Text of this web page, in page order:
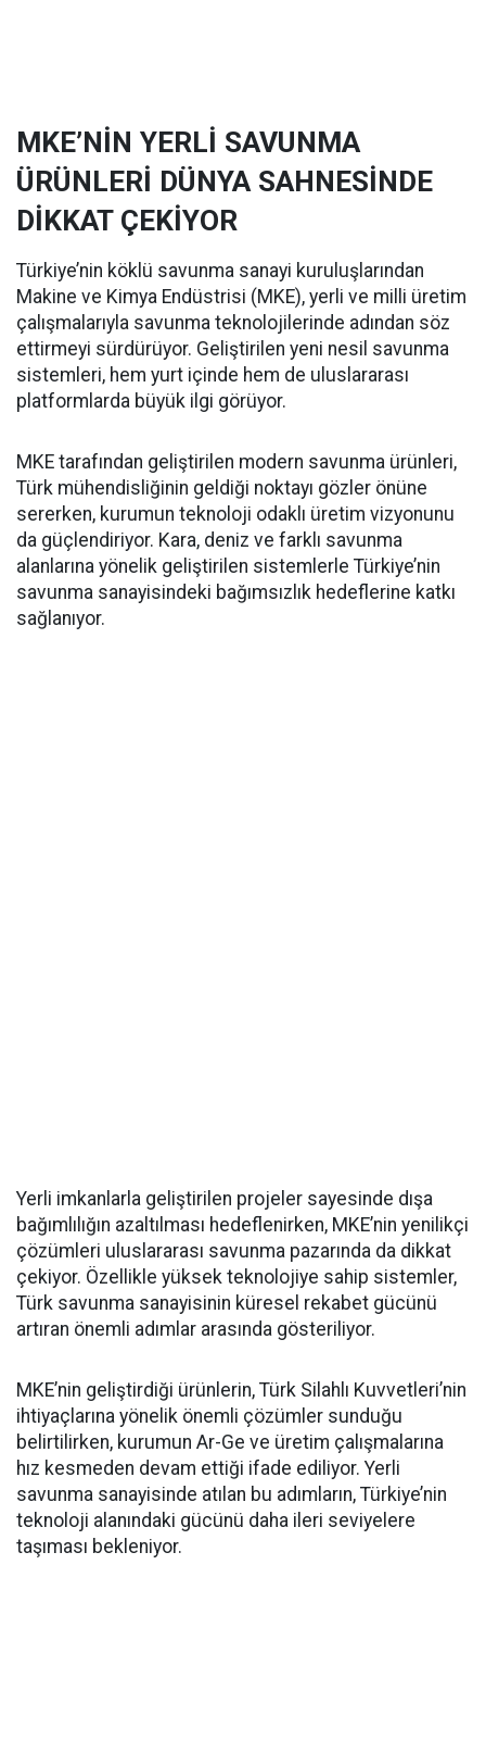
MKE’NİN YERLİ SAVUNMA
ÜRÜNLERİ DÜNYA SAHNESİNDE
DİKKAT ÇEKİYOR
Türkiye’nin köklü savunma sanayi kuruluşlarından
Makine ve Kimya Endüstrisi (MKE), yerli ve milli üretim
çalışmalarıyla savunma teknolojilerinde adından söz
ettirmeyi sürdürüyor. Geliştirilen yeni nesil savunma
sistemleri, hem yurt içinde hem de uluslararası
platformlarda büyük ilgi görüyor.
MKE tarafından geliştirilen modern savunma ürünleri,
Türk mühendisliğinin geldiği noktayı gözler önüne
sererken, kurumun teknoloji odaklı üretim vizyonunu
da güçlendiriyor. Kara, deniz ve farklı savunma
alanlarına yönelik geliştirilen sistemlerle Türkiye’nin
savunma sanayisindeki bağımsızlık hedeflerine katkı
sağlanıyor.
Yerli imkanlarla geliştirilen projeler sayesinde dışa
bağımlılığın azaltılması hedeflenirken, MKE’nin yenilikçi
çözümleri uluslararası savunma pazarında da dikkat
çekiyor. Özellikle yüksek teknolojiye sahip sistemler,
Türk savunma sanayisinin küresel rekabet gücünü
artıran önemli adımlar arasında gösteriliyor.
MKE’nin geliştirdiği ürünlerin, Türk Silahlı Kuvvetleri’nin
ihtiyaçlarına yönelik önemli çözümler sunduğu
belirtilirken, kurumun Ar-Ge ve üretim çalışmalarına
hız kesmeden devam ettiği ifade ediliyor. Yerli
savunma sanayisinde atılan bu adımların, Türkiye’nin
teknoloji alanındaki gücünü daha ileri seviyelere
taşıması bekleniyor.